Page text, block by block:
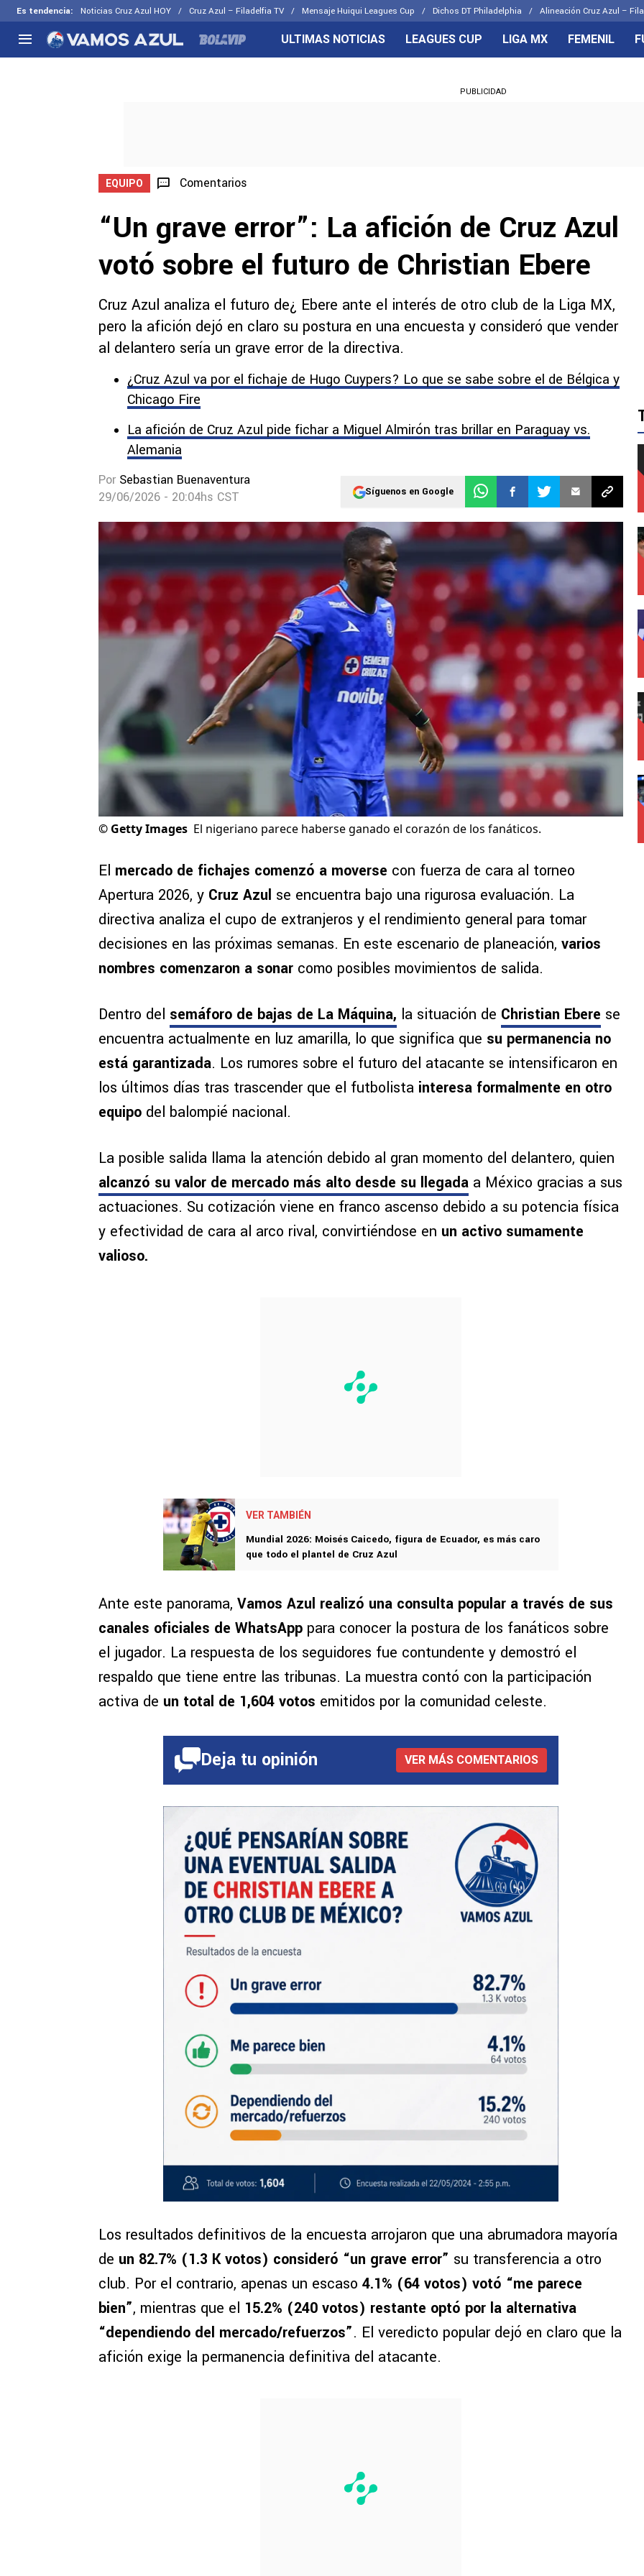
Es tendencia: Noticias Cruz Azul HOY Cruz Azul – Filadelfia TV Mensaje Huiqui Leagues Cup Dichos DT Philadelphia Alineación Cruz Azul –
Selección Mexicana
CELESTES
ULTIMAS NOTICIAS LEAGUES CUP LIGA MX FEMENIL
PUBLICIDAD
EQUIPO Comentarios
“Un grave error”: La afición de Cruz Azul
votó sobre el futuro de Christian Ebere
Cruz Azul analiza el futuro de¿ Ebere ante el interés de otro club de la Liga MX,
pero la afición dejó en claro su postura en una encuesta y consideró que vender
al delantero sería un grave error de la directiva.
¿Cruz Azul va por el fichaje de Hugo Cuypers? Lo que se sabe sobre el de Bélgica y
Chicago Fire
La afición de Cruz Azul pide fichar a Miguel Almirón tras brillar en Paraguay vs.
Alemania
Por Sebastian Buenaventura
29/06/2026 - 20:04hs CST
Síguenos en Google
© Getty Images El nigeriano parece haberse ganado el corazón de los fanáticos.
El mercado de fichajes comenzó a moverse con fuerza de cara al torneo
Apertura 2026, y Cruz Azul se encuentra bajo una rigurosa evaluación. La
directiva analiza el cupo de extranjeros y el rendimiento general para tomar
decisiones en las próximas semanas. En este escenario de planeación, varios
nombres comenzaron a sonar como posibles movimientos de salida.
Dentro del semáforo de bajas de La Máquina, la situación de Christian Ebere se
encuentra actualmente en luz amarilla, lo que significa que su permanencia no
está garantizada. Los rumores sobre el futuro del atacante se intensificaron en
los últimos días tras trascender que el futbolista interesa formalmente en otro
equipo del balompié nacional.
La posible salida llama la atención debido al gran momento del delantero, quien
alcanzó su valor de mercado más alto desde su llegada a México gracias a sus
actuaciones. Su cotización viene en franco ascenso debido a su potencia física
y efectividad de cara al arco rival, convirtiéndose en un activo sumamente
valioso.
VER TAMBIÉN
Mundial 2026: Moisés Caicedo, figura de Ecuador, es más caro
que todo el plantel de Cruz Azul
Ante este panorama, Vamos Azul realizó una consulta popular a través de sus
canales oficiales de WhatsApp para conocer la postura de los fanáticos sobre
el jugador. La respuesta de los seguidores fue contundente y demostró el
respaldo que tiene entre las tribunas. La muestra contó con la participación
activa de un total de 1,604 votos emitidos por la comunidad celeste.
Deja tu opinión VER MÁS COMENTARIOS
Los resultados definitivos de la encuesta arrojaron que una abrumadora mayoría
de un 82.7% (1.3 K votos) consideró “un grave error” su transferencia a otro
club. Por el contrario, apenas un escaso 4.1% (64 votos) votó “me parece
bien”, mientras que el 15.2% (240 votos) restante optó por la alternativa
“dependiendo del mercado/refuerzos”. El veredicto popular dejó en claro que la
afición exige la permanencia definitiva del atacante.